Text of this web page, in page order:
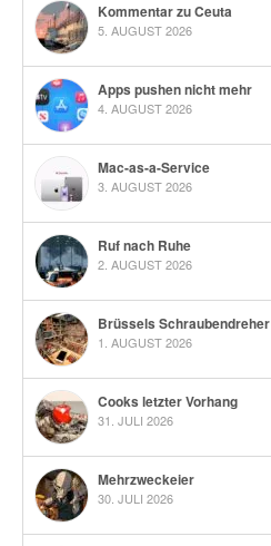
Kommentar zu Ceuta
5. AUGUST 2026
Apps pushen nicht mehr
4. AUGUST 2026
Mac-as-a-Service
3. AUGUST 2026
Ruf nach Ruhe
2. AUGUST 2026
Brüssels Schraubendreher
1. AUGUST 2026
Cooks letzter Vorhang
31. JULI 2026
Mehrzweckeier
30. JULI 2026